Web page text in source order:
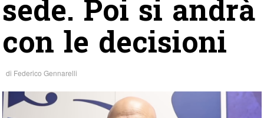
sede. Poi si andrà
con le decisioni
di Federico Gennarelli